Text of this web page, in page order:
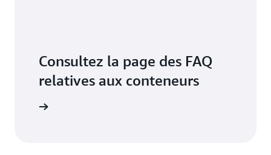
Consultez la page des FAQ
relatives aux conteneurs